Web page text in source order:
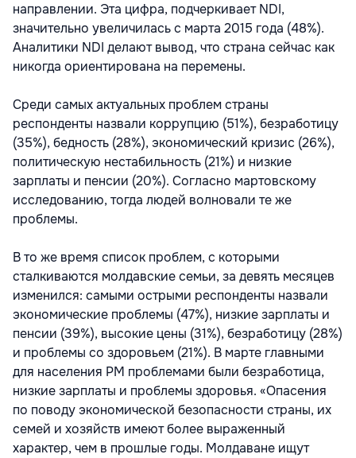
направлении. Эта цифра, подчеркивает NDI,
значительно увеличилась с марта 2015 года (48%).
Аналитики NDI делают вывод, что страна сейчас как
никогда ориентирована на перемены.
Среди самых актуальных проблем страны
респонденты назвали коррупцию (51%), безработицу
(35%), бедность (28%), экономический кризис (26%),
политическую нестабильность (21%) и низкие
зарплаты и пенсии (20%). Согласно мартовскому
исследованию, тогда людей волновали те же
проблемы.
В то же время список проблем, с которыми
сталкиваются молдавские семьи, за девять месяцев
изменился: самыми острыми респонденты назвали
экономические проблемы (47%), низкие зарплаты и
пенсии (39%), высокие цены (31%), безработицу (28%)
и проблемы со здоровьем (21%). В марте главными
для населения РМ проблемами были безработица,
низкие зарплаты и проблемы здоровья. «Опасения
по поводу экономической безопасности страны, их
семей и хозяйств имеют более выраженный
характер, чем в прошлые годы. Молдаване ищут